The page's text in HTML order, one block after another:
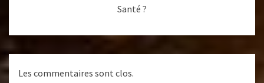
Santé ?
Les commentaires sont clos.